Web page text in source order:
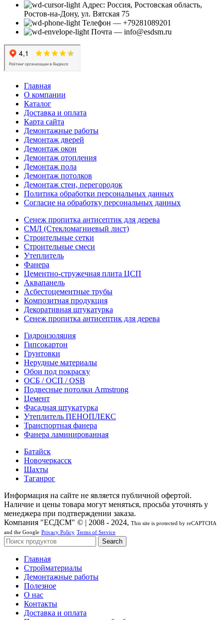
Адрес: Россия, Ростовская область,
Ростов-на-Дону, ул. Вятская 75
Телефон — +79281089201
Почта — info@esdsm.ru
Главная
О компании
Каталог
Доставка и оплата
Карта сайта
Демонтажные работы
Демонтаж дверей
Демонтаж окон
Демонтаж отопления
Демонтаж пола
Демонтаж потолков
Демонтаж стен, перегородок
Политика обработки персональных данных
Согласие на обработку персональных данных
Сенеж пропитка антисептик для дерева
СМЛ (Стекломагниевый лист)
Строительные сетки
Строительные смеси
Утеплитель
Фанера
Цементно-стружечная плита ЦСП
Аквапанель
Асбестоцементные трубы
Композитная продукция
Декоративная штукатурка
Сенеж пропитка антисептик для дерева
Гидроизоляция
Гипсокартон
Грунтовки
Нерудные материалы
Обои под покраску
ОСБ / ОСП / OSB
Подвесные потолки Armstrong
Цемент
Фасадная штукатурка
Утеплитель ПЕНОПЛЕКС
Транспортная фанера
Фанера ламинированная
Батайск
Новочеркасск
Шахты
Таганрог
Информация на сайте не является публичной офертой.
Наличие и цены товара могут меняться, просьба уточнять у
менеджера при подтверждении заказа.
Компания "ЕСДСМ" © | 2008 - 2024, This site is protected by reCAPTCHA
and the Google Privacy Policy Terms of Service
Search
Главная
Стройматериалы
Демонтажные работы
Полезное
О нас
Контакты
Доставка и оплата